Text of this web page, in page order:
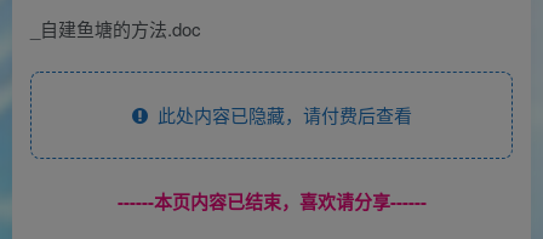
_自建鱼塘的方法.doc
此处内容已隐藏，请付费后查看
------本页内容已结束，喜欢请分享------